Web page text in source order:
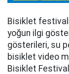
Bisiklet
yoğun ilgi
gösterileri, su
bisiklet video
Bisiklet